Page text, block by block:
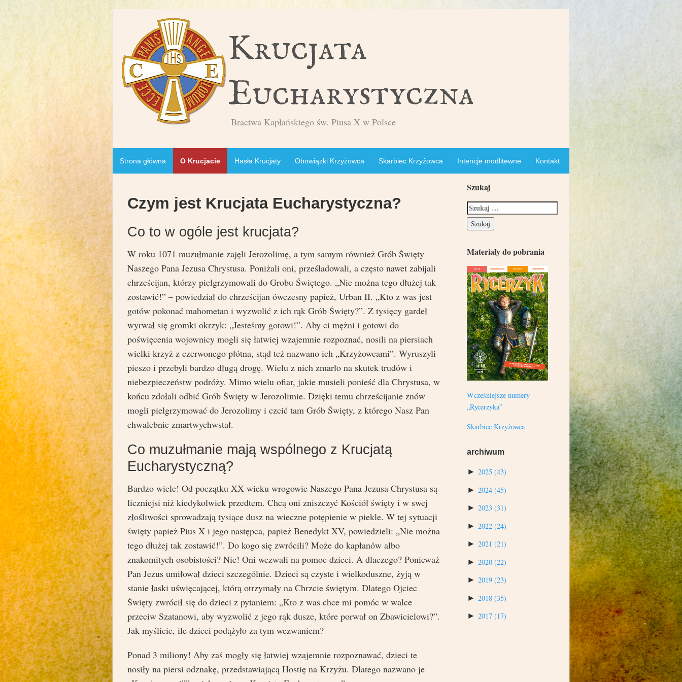
Bractwa Kapłańskiego św. Piusa X w Polsce
Strona główna O Krucjacie Hasła Krucjaty Obowiązki Krzyżowca Skarbiec Krzyżowca Intencje modlitewne Kontakt
Czym jest Krucjata Eucharystyczna?
Co to w ogóle jest krucjata?
W roku 1071 muzułmanie zajęli Jerozolimę, a tym samym również Grób Święty
Naszego Pana Jezusa Chrystusa. Poniżali oni, prześladowali, a często nawet zabijali
chrześcijan, którzy pielgrzymowali do Grobu Świętego. „Nie można tego dłużej tak
zostawić!” – powiedział do chrześcijan ówczesny papież, Urban II. „Kto z was jest
gotów pokonać mahometan i wyzwolić z ich rąk Grób Święty?”. Z tysięcy gardeł
wyrwał się gromki okrzyk: „Jesteśmy gotowi!”. Aby ci mężni i gotowi do
poświęcenia wojownicy mogli się łatwiej wzajemnie rozpoznać, nosili na piersiach
wielki krzyż z czerwonego płótna, stąd też nazwano ich „Krzyżowcami”. Wyruszyli
pieszo i przebyli bardzo długą drogę. Wielu z nich zmarło na skutek trudów i
niebezpieczeństw podróży. Mimo wielu ofiar, jakie musieli ponieść dla Chrystusa, w
końcu zdołali odbić Grób Święty w Jerozolimie. Dzięki temu chrześcijanie znów
mogli pielgrzymować do Jerozolimy i czcić tam Grób Święty, z którego Nasz Pan
chwalebnie zmartwychwstał.
Co muzułmanie mają wspólnego z Krucjatą
Eucharystyczną?
Bardzo wiele! Od początku XX wieku wrogowie Naszego Pana Jezusa Chrystusa są
liczniejsi niż kiedykolwiek przedtem. Chcą oni zniszczyć Kościół święty i w swej
złośliwości sprowadzają tysiące dusz na wieczne potępienie w piekle. W tej sytuacji
święty papież Pius X i jego następca, papież Benedykt XV, powiedzieli: „Nie można
tego dłużej tak zostawić!”. Do kogo się zwrócili? Może do kapłanów albo
znakomitych osobistości? Nie! Oni wezwali na pomoc dzieci. A dlaczego? Ponieważ
Pan Jezus umiłował dzieci szczególnie. Dzieci są czyste i wielkoduszne, żyją w
stanie łaski uświęcającej, którą otrzymały na Chrzcie świętym. Dlatego Ojciec
Święty zwrócił się do dzieci z pytaniem: „Kto z was chce mi pomóc w walce
przeciw Szatanowi, aby wyzwolić z jego rąk dusze, które porwał on Zbawicielowi?”.
Jak myślicie, ile dzieci podążyło za tym wezwaniem?
Ponad 3 miliony! Aby zaś mogły się łatwiej wzajemnie rozpoznawać, dzieci te
nosiły na piersi odznakę, przedstawiającą Hostię na Krzyżu. Dlatego nazwano je
Szukaj
Materiały do pobrania
Wcześniejsze numery
„Rycerzyka”
Skarbiec Krzyżowca
archiwum
► 2025(43)
► 2024(45)
► 2023(31)
► 2022(24)
► 2021(21)
► 2020(22)
► 2019(23)
► 2018(35)
► 2017(17)